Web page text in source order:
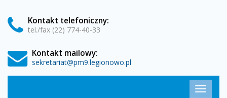
Przedszkole
Miejskie
nr
9
Kontakt telefoniczny:
tel./fax (22) 774-40-33
Kontakt mailowy:
sekretariat@pm9.legionowo.pl